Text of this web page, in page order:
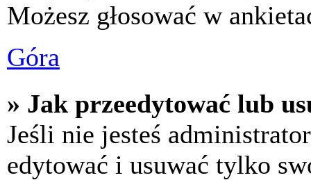
Możesz głosować w
Góra
» Jak przeedytować lub
Jeśli nie jesteś
edytować i usuwać tylko